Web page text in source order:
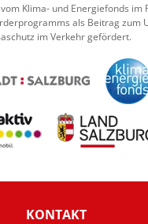
Klima- und Energiefonds im
als Beitrag zum
im Verkehr gefördert.
KONTAKT